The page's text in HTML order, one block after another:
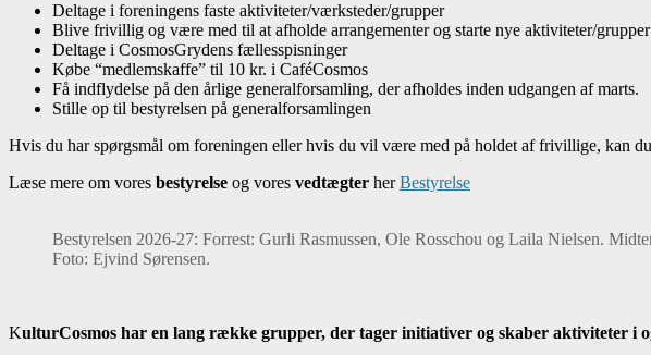
Deltage i foreningens faste aktiviteter/værksteder/grupper
Blive frivillig og være med til at afholde arrangementer og starte nye aktiviteter/
Deltage i CosmosGrydens fællesspisninger
Købe “medlemskaffe” til 10 kr. i CaféCosmos
Få indflydelse på den årlige generalforsamling, der afholdes inden udgangen af marts.
Stille op til bestyrelsen på generalforsamlingen
Hvis du har spørgsmål om foreningen eller hvis du vil være med på holdet af frivillige, kan
Læse mere om vores bestyrelse og vores vedtægter herBestyrelse
Bestyrelsen 2026-27: Forrest: Gurli Rasmussen, Ole Rosschou og Laila Nielsen.
Foto: Ejvind Sørensen.
KulturCosmos har en lang række grupper, der tager initiativer og skaber aktiviteter i